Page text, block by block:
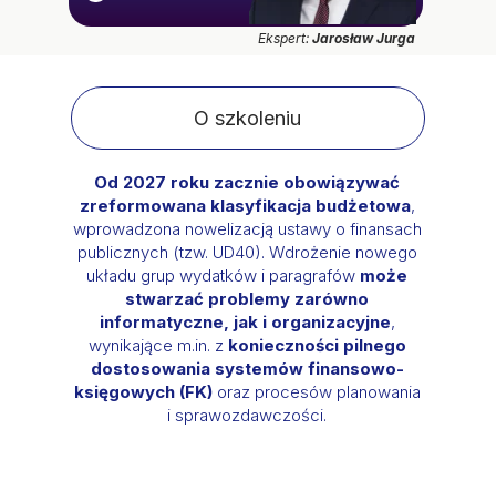
Ekspert:Jarosław Jurga
O szkoleniu
Od 2027 roku zacznie obowiązywać
zreformowana klasyfikacja budżetowa,
wprowadzona nowelizacją ustawy o finansach
publicznych (tzw. UD40). Wdrożenie nowego
układu grup wydatków i paragrafów może
stwarzać problemy zarówno
informatyczne, jak i organizacyjne,
wynikające m.in. z konieczności pilnego
dostosowania systemów finansowo-
księgowych (FK) oraz procesów planowania
i sprawozdawczości.